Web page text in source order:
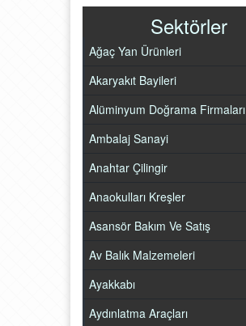
Sektörler
Ağaç Yan Ürünleri
Akaryakıt Bayileri
Alüminyum Doğrama Firmaları
Ambalaj Sanayi
Anahtar Çilingir
Anaokulları Kreşler
Asansör Bakım Ve Satış
Av Balık Malzemeleri
Ayakkabı
Aydınlatma Araçları